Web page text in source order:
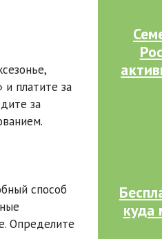
платите за
за
способ
Определите
куда